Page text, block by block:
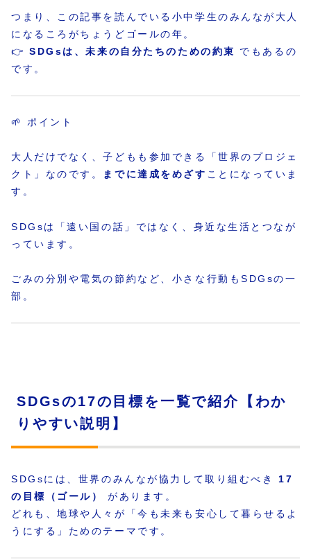
つまり、この記事を読んでいる小中学生のみんなが大人
になるころがちょうどゴールの年。
👉SDGsは、未来の自分たちのための約束
でもあるの
です。
🌱 ポイント
大人だけでなく、子どもも参加できる「世界のプロジェ
クト」なのです。 までに達成をめざす ことになっていま
す。
SDGsは「遠い国の話」ではなく、身近な生活とつなが
っています。
ごみの分別や電気の節約など、小さな行動もSDGsの一
部。
SDGsの17の目標を一覧で紹介【わか
りやすい説明】
SDGsには、世界のみんなが協力して取り組むべき 17
の目標（ゴール）
があります。
どれも、地球や人々が「今も未来も安心して暮らせるよ
うにする」ためのテーマです。